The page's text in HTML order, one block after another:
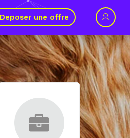
Deposer une offre